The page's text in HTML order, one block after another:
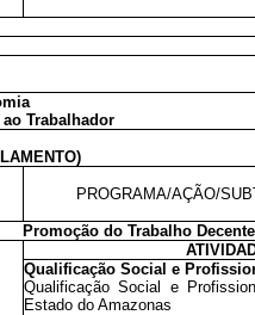
Trabalhador
PROGRAMA/AÇÃO/
Promoção do Trabalho
Qualificação Social e
Qualificação Social e
Estado do Amazonas